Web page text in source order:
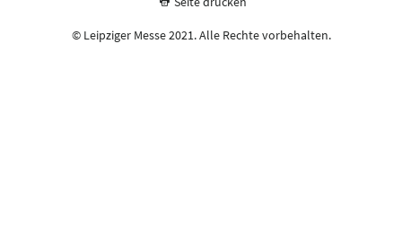
© Leipziger Messe 2021. Alle Rechte vorbehalten.